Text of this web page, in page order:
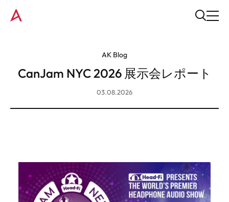
AK Blog
CanJam NYC 2026 展示会レポート
03.08.2026